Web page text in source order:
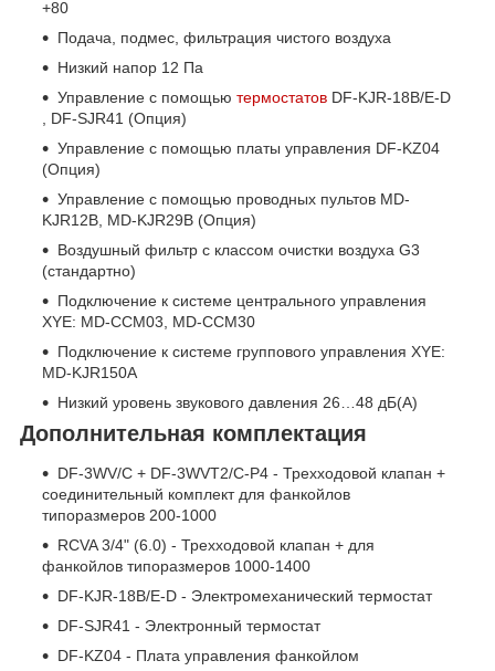
+80
Подача, подмес, фильтрация чистого воздуха
Низкий напор 12 Па
Управление с помощью термостатов DF-KJR-18B/E-D
, DF-SJR41 (Опция)
Управление с помощью платы управления DF-KZ04
(Опция)
Управление с помощью проводных пультов MD-
KJR12B, MD-KJR29B (Опция)
Воздушный фильтр с классом очистки воздуха G3
(стандартно)
Подключение к системе центрального управления
XYE: MD-CCM03, MD-CCM30
Подключение к системе группового управления XYE:
MD-KJR150A
Низкий уровень звукового давления 26…48 дБ(А)
Дополнительная комплектация
DF-3WV/C + DF-3WVT2/C-P4 - Трехходовой клапан +
cоединительный комплект для фанкойлов
типоразмеров 200-1000
RCVA 3/4" (6.0) - Трехходовой клапан + для
фанкойлов типоразмеров 1000-1400
DF-KJR-18B/E-D - Электромеханический термостат
DF-SJR41 - Электронный термостат
DF-KZ04 - Плата управления фанкойлом